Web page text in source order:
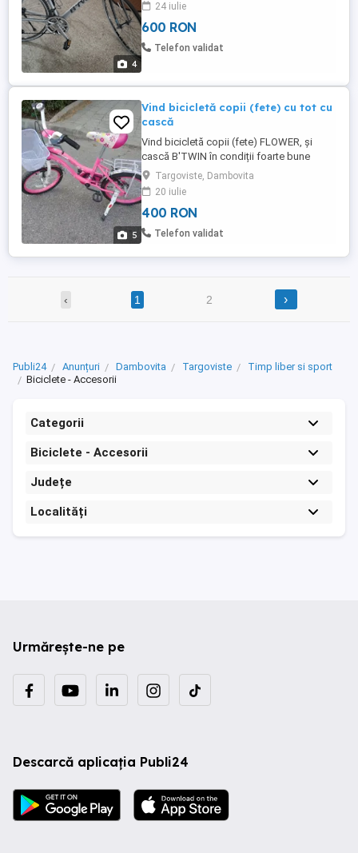
4
24 iulie
600 RON
Telefon validat
5
Vind bicicletă copii (fete) cu tot cu
cască
Vind bicicletă copii (fete) FLOWER, și
cască B'TWIN în condiții foarte bune
Targoviste, Dambovita
20 iulie
400 RON
Telefon validat
‹ 1 2 ›
Publi24 Anunțuri Dambovita Targoviste
Timp liber si sport
Biciclete - Accesorii
Categorii
Biciclete - Accesorii
Județe
Localități
Urmărește-ne pe
Descarcă aplicația Publi24